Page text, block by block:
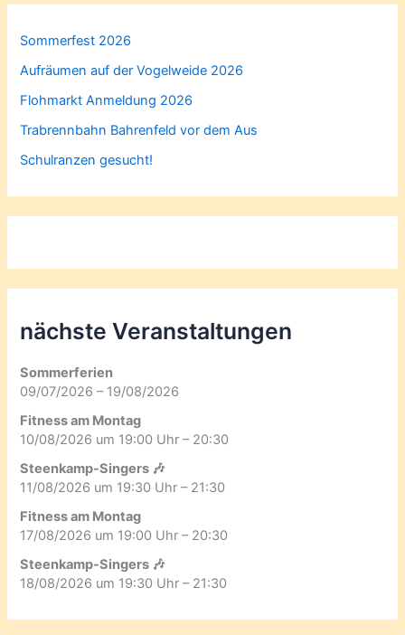
Sommerfest 2026
Aufräumen auf der Vogelweide 2026
Flohmarkt Anmeldung 2026
Trabrennbahn Bahrenfeld vor dem Aus
Schulranzen gesucht!
nächste Veranstaltungen
Sommerferien
09/07/2026 – 19/08/2026
Fitness am Montag
10/08/2026 um 19:00 Uhr – 20:30
Steenkamp-Singers 🎶
11/08/2026 um 19:30 Uhr – 21:30
Fitness am Montag
17/08/2026 um 19:00 Uhr – 20:30
Steenkamp-Singers 🎶
18/08/2026 um 19:30 Uhr – 21:30